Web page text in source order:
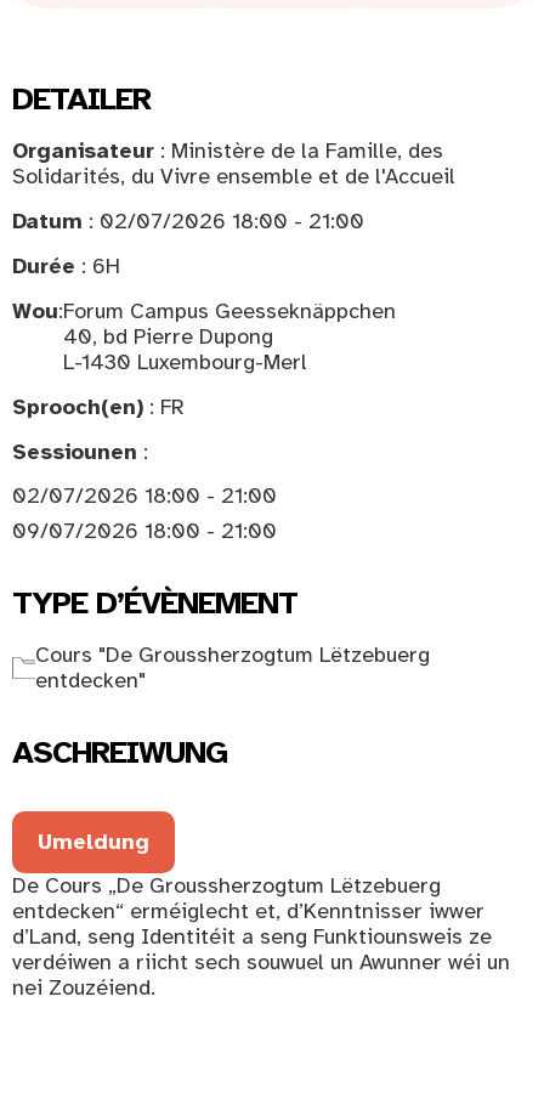
DETAILER
Organisateur : Ministère de la Famille, des
Solidarités, du Vivre ensemble et de l'Accueil
Datum : 02/07/2026 18:00 - 21:00
Durée : 6H
Wou:Forum Campus Geesseknäppchen
40, bd Pierre Dupong
L-1430 Luxembourg-Merl
Sprooch(en) : FR
Sessiounen :
02/07/2026 18:00 - 21:00
09/07/2026 18:00 - 21:00
TYPE D’ÉVÈNEMENT
Cours "De Groussherzogtum Lëtzebuerg
entdecken"
ASCHREIWUNG
Umeldung
De Cours „De Groussherzogtum Lëtzebuerg
entdecken“ erméiglecht et, d’Kenntnisser iwwer
d’Land, seng Identitéit a seng Funktiounsweis ze
verdéiwen a riicht sech souwuel un Awunner wéi un
nei Zouzéiend.